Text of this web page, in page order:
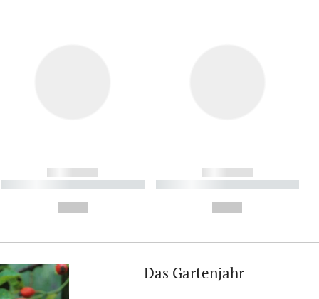
------------
----------- ----------- ----------
------------
----------- ----------- ----------
Das Gartenjahr